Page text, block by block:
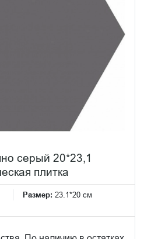
серый 20*23,1
плитка
Размер: 23.1*20 см